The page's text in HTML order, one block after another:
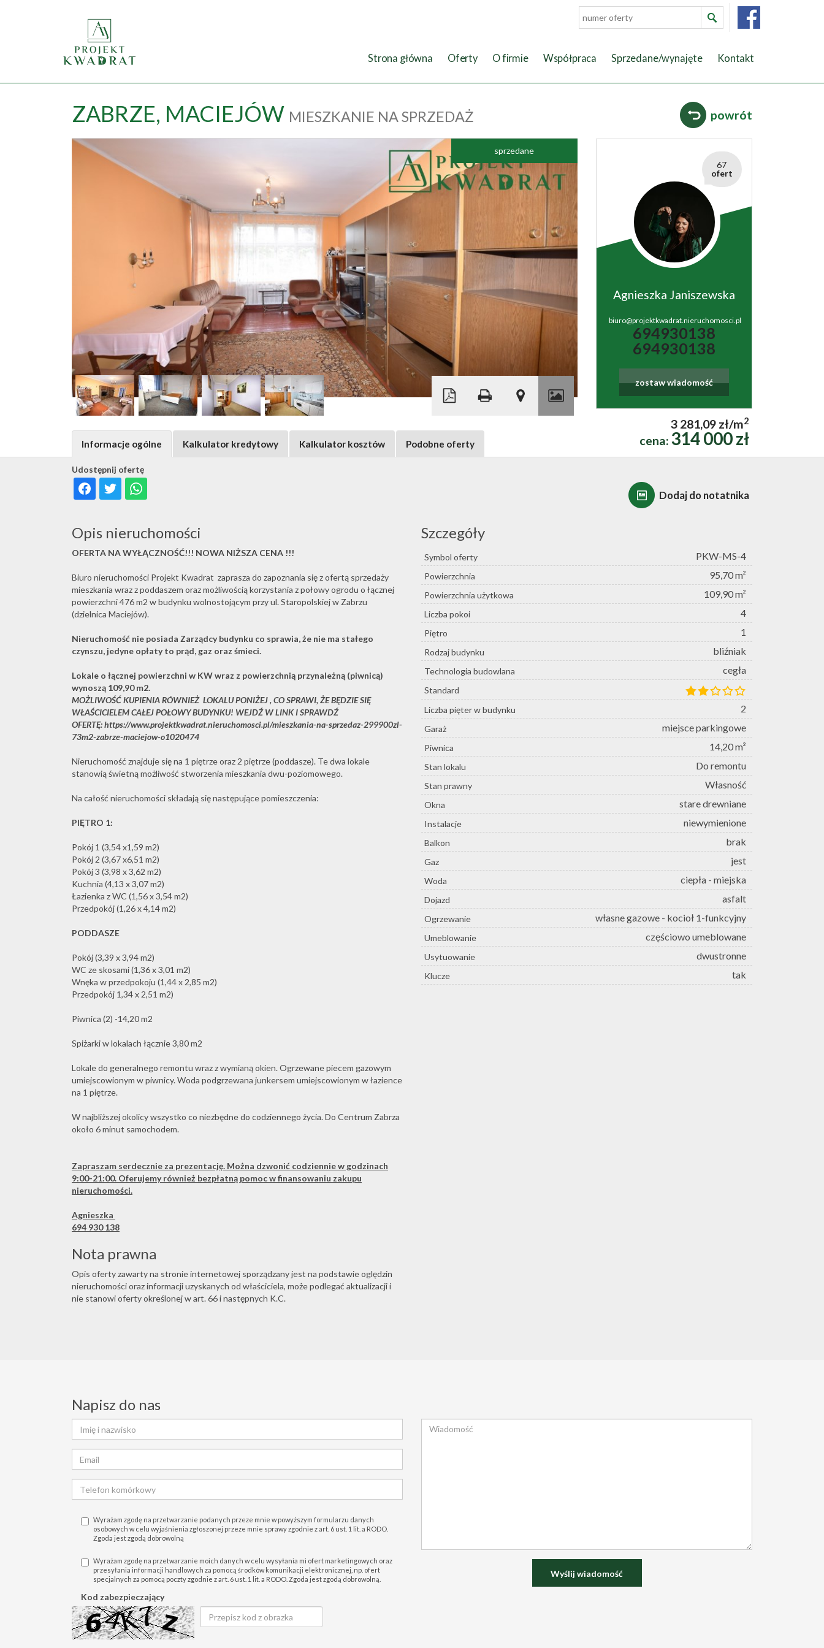
Strona główna Oferty O firmie Współpraca Sprzedane/wynajęte Kontakt
ZABRZE, MACIEJÓW MIESZKANIE NA SPRZEDAŻ powrót
sprzedane
+
Leaflet|© MapTiler ©OpenStreetMap contributors
67
ofert
Agnieszka Janiszewska
biuro@projektkwadrat.nieruchomosci.pl
694930138
694930138
zostaw wiadomość
3 281,09 zł/m2
cena: 314 000 zł
Dodaj do notatnika
Udostępnij ofertę
Informacje ogólne Kalkulator kredytowy Kalkulator kosztów Podobne oferty
Opis nieruchomości
OFERTA NA WYŁĄCZNOŚĆ!!! NOWA NIŻSZA CENA !!!
Biuro nieruchomości Projekt Kwadrat zaprasza do zapoznania się z ofertą sprzedaży
mieszkania wraz z poddaszem oraz możliwością korzystania z połowy ogrodu o łącznej
powierzchni 476 m2 w budynku wolnostojącym przy ul. Staropolskiej w Zabrzu
(dzielnica Maciejów).
Nieruchomość nie posiada Zarządcy budynku co sprawia, że nie ma stałego
czynszu, jedyne opłaty to prąd, gaz oraz śmieci.
Lokale o łącznej powierzchni w KW wraz z powierzchnią przynależną (piwnicą)
wynoszą 109,90 m2.
MOŻLIWOŚĆ KUPIENIA RÓWNIEŻ LOKALU PONIŻEJ , CO SPRAWI, ŻE BĘDZIE SIĘ
WŁAŚCICIELEM CAŁEJ POŁOWY BUDYNKU! WEJDŹ W LINK I SPRAWDŹ
OFERTĘ: https://www.projektkwadrat.nieruchomosci.pl/mieszkania-na-sprzedaz-299900zl-
73m2-zabrze-maciejow-o1020474
Nieruchomość znajduje się na 1 piętrze oraz 2 piętrze (poddasze). Te dwa lokale
stanowią świetną możliwość stworzenia mieszkania dwu-poziomowego.
Na całość nieruchomości składają się następujące pomieszczenia:
PIĘTRO 1:
Pokój 1 (3,54 x1,59 m2)
Pokój 2 (3,67 x6,51 m2)
Pokój 3 (3,98 x 3,62 m2)
Kuchnia (4,13 x 3,07 m2)
Łazienka z WC (1,56 x 3,54 m2)
Przedpokój (1,26 x 4,14 m2)
PODDASZE
Pokój (3,39 x 3,94 m2)
WC ze skosami (1,36 x 3,01 m2)
Wnęka w przedpokoju (1,44 x 2,85 m2)
Przedpokój 1,34 x 2,51 m2)
Piwnica (2) -14,20 m2
Spiżarki w lokalach łącznie 3,80 m2
Lokale do generalnego remontu wraz z wymianą okien. Ogrzewane piecem gazowym
umiejscowionym w piwnicy. Woda podgrzewana junkersem umiejscowionym w łazience
na 1 piętrze.
W najbliższej okolicy wszystko co niezbędne do codziennego życia. Do Centrum Zabrza
około 6 minut samochodem.
Zapraszam serdecznie za prezentację. Można dzwonić codziennie w godzinach
9:00-21:00. Oferujemy również bezpłatną pomoc w finansowaniu zakupu
nieruchomości.
Agnieszka
694 930 138
Nota prawna
Opis oferty zawarty na stronie internetowej sporządzany jest na podstawie oględzin
nieruchomości oraz informacji uzyskanych od właściciela, może podlegać aktualizacji i
nie stanowi oferty określonej w art. 66 i następnych K.C.
Szczegóły
Symbol oferty PKW-MS-4
Powierzchnia 95,70 m²
Powierzchnia użytkowa 109,90 m²
Liczba pokoi 4
Piętro 1
Rodzaj budynku bliźniak
Technologia budowlana cegła
Standard
Liczba pięter w budynku
2
Garaż miejsce parkingowe
Piwnica 14,20 m²
Stan lokalu Do remontu
Stan prawny Własność
Okna stare drewniane
Instalacje niewymienione
Balkon brak
Gaz jest
Woda ciepła - miejska
Dojazd asfalt
Ogrzewanie własne gazowe - kocioł 1-funkcyjny
Umeblowanie częściowo umeblowane
Usytuowanie dwustronne
Klucze tak
Napisz do nas
Wyrażam zgodę na przetwarzanie podanych przeze mnie w powyższym formularzu danych
osobowych w celu wyjaśnienia zgłoszonej przeze mnie sprawy zgodnie z art. 6 ust. 1 lit. a RODO.
Zgoda jest zgodą dobrowolną
Wyrażam zgodę na przetwarzanie moich danych w celu wysyłania mi ofert marketingowych oraz
przesyłania informacji handlowych za pomocą środków komunikacji elektronicznej, np. ofert
specjalnych za pomocą poczty zgodnie z art. 6 ust. 1 lit. a RODO. Zgoda jest zgodą dobrowolną.
Kod zabezpieczający